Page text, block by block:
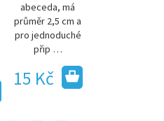
abeceda, má
průměr 2,5 cm a
pro jednoduché
přip …
15 Kč